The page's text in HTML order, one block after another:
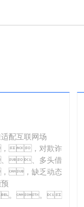
配互联网场
，对欺诈
、多头借
，缺乏动态
。。。